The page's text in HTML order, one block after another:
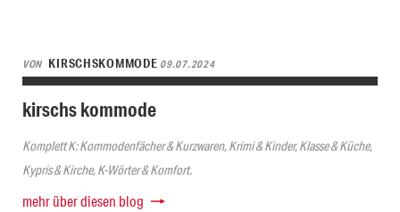
VON KIRSCHSKOMMODE 09.07.2024
kirschs kommode
Komplett K: Kommodenfächer & Kurzwaren, Krimi & Kinder, Klasse & Küche,
Kypris & Kirche, K-Wörter & Komfort.
mehr über diesen blog